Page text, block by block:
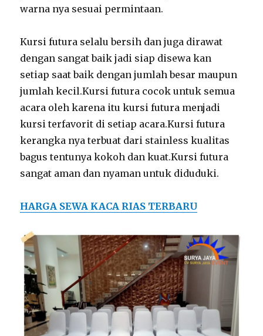
warna nya sesuai permintaan.
Kursi futura selalu bersih dan juga dirawat
dengan sangat baik jadi siap disewa kan
setiap saat baik dengan jumlah besar maupun
jumlah kecil.Kursi futura cocok untuk semua
acara oleh karena itu kursi futura menjadi
kursi terfavorit di setiap acara.Kursi futura
kerangka nya terbuat dari stainless kualitas
bagus tentunya kokoh dan kuat.Kursi futura
sangat aman dan nyaman untuk diduduki.
HARGA SEWA KACA RIAS TERBARU